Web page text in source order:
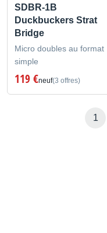
SDBR-1B
Duckbuckers Strat
Bridge
Micro doubles au format
simple
119 €neuf(3 offres)
1